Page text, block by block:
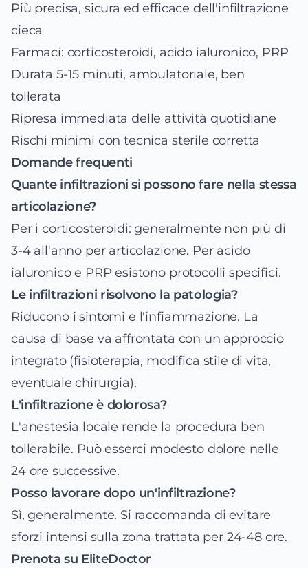
Più precisa, sicura ed efficace dell'infiltrazione
cieca
Farmaci: corticosteroidi, acido ialuronico, PRP
Durata 5-15 minuti, ambulatoriale, ben
tollerata
Ripresa immediata delle attività quotidiane
Rischi minimi con tecnica sterile corretta
Domande frequenti
Quante infiltrazioni si possono fare nella stessa
articolazione?
Per i corticosteroidi: generalmente non più di
3-4 all'anno per articolazione. Per acido
ialuronico e PRP esistono protocolli specifici.
Le infiltrazioni risolvono la patologia?
Riducono i sintomi e l'infiammazione. La
causa di base va affrontata con un approccio
integrato (fisioterapia, modifica stile di vita,
eventuale chirurgia).
L'infiltrazione è dolorosa?
L'anestesia locale rende la procedura ben
tollerabile. Può esserci modesto dolore nelle
24 ore successive.
Posso lavorare dopo un'infiltrazione?
Sì, generalmente. Si raccomanda di evitare
sforzi intensi sulla zona trattata per 24-48 ore.
Prenota su EliteDoctor